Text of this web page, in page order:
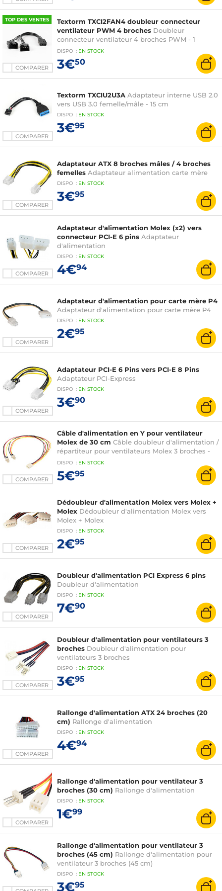
TOP DES VENTES
COMPARER
Textorm TXCI2FAN4 doubleur connecteur
ventilateur PWM 4 broches Doubleur
connecteur ventilateur 4 broches PWM - 1
connecteur 4 broches PWM femelle vers 2
connecteurs 4 broches PWM mâles
DISPO : EN STOCK
3€50
COMPARER
Textorm TXCIU2U3A Adaptateur interne USB 2.0
vers USB 3.0 femelle/mâle - 15 cm
DISPO : EN STOCK
3€95
COMPARER
Adaptateur ATX 8 broches mâles / 4 broches
femelles Adaptateur alimentation carte mère
DISPO : EN STOCK
3€95
COMPARER
Adaptateur d'alimentation Molex (x2) vers
connecteur PCI-E 6 pins Adaptateur
d'alimentation
DISPO : EN STOCK
4€94
COMPARER
Adaptateur d'alimentation pour carte mère P4
Adaptateur d'alimentation pour carte mère P4
DISPO : EN STOCK
2€95
COMPARER
Adaptateur PCI-E 6 Pins vers PCI-E 8 Pins
Adaptateur PCI-Express
DISPO : EN STOCK
3€90
COMPARER
Câble d'alimentation en Y pour ventilateur
Molex de 30 cm Câble doubleur d'alimentation /
répartiteur pour ventilateurs Molex 3 broches -
30 cm
DISPO : EN STOCK
5€95
COMPARER
Dédoubleur d'alimentation Molex vers Molex +
Molex Dédoubleur d'alimentation Molex vers
Molex + Molex
DISPO : EN STOCK
2€95
COMPARER
Doubleur d'alimentation PCI Express 6 pins
Doubleur d'alimentation
DISPO : EN STOCK
7€90
COMPARER
Doubleur d'alimentation pour ventilateurs 3
broches Doubleur d'alimentation pour
ventilateurs 3 broches
DISPO : EN STOCK
3€95
COMPARER
Rallonge d'alimentation ATX 24 broches (20
cm) Rallonge d'alimentation
DISPO : EN STOCK
4€94
COMPARER
Rallonge d'alimentation pour ventilateur 3
broches (30 cm) Rallonge d'alimentation
DISPO : EN STOCK
1€99
Rallonge d'alimentation pour ventilateur 3
broches (45 cm) Rallonge d'alimentation pour
ventilateur 3 broches (45 cm)
DISPO : EN STOCK
3€95